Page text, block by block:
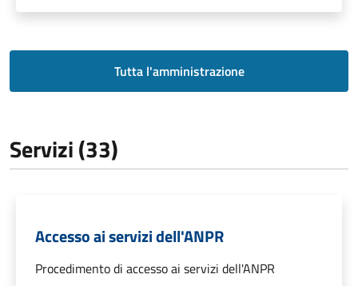
Tutta l'amministrazione
Servizi (33)
Accesso ai servizi dell'ANPR
Procedimento di accesso ai servizi dell'ANPR